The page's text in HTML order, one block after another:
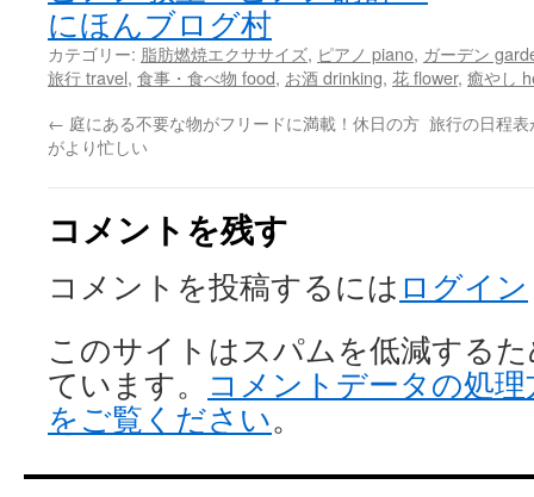
にほんブログ村
カテゴリー: 脂肪燃焼エクササイズ, ピアノ piano, ガーデン
旅行 travel, 食事・食べ物 food, お酒 drinking, 花 flower, 癒やし
← 庭にある不要な物がフリードに満載！休日の方
がより忙しい
旅行の日程
コメントを残す
コメントを投稿するには ログイン
このサイトはスパムを低減するた
ています。
コメントデータの処
をご覧ください。